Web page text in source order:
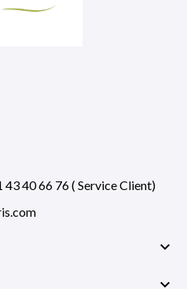
40 66 76 ( Service Client)

